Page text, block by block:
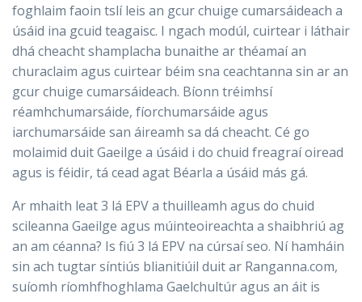
foghlaim faoin tslí leis an gcur chuige cumarsáideach a
úsáid ina gcuid teagaisc. I ngach modúl, cuirtear i láthair
dhá cheacht shamplacha bunaithe ar théamaí an
churaclaim agus cuirtear béim sna ceachtanna sin ar an
gcur chuige cumarsáideach. Bíonn tréimhsí
réamhchumarsáide, fíorchumarsáide agus
iarchumarsáide san áireamh sa dá cheacht. Cé go
molaimid duit Gaeilge a úsáid i do chuid freagraí oiread
agus is féidir, tá cead agat Béarla a úsáid más gá.
Ar mhaith leat 3 lá EPV a thuilleamh agus do chuid
scileanna Gaeilge agus múinteoireachta a shaibhriú ag
an am céanna? Is fiú 3 lá EPV na cúrsaí seo. Ní hamháin
sin ach tugtar síntiús blianitiúil duit ar Ranganna.com,
suíomh ríomhfhoghlama Gaelchultúr agus an áit is